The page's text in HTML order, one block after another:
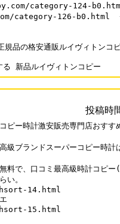
category-124-
category-126-b0.html  ゼ
規品の格安通販ルイヴィト
投稿時
ピー時計激安販売専門店おすす
級ブランドスーパーコピー時計
料で、口コミ最高級時計コピー
い。
14.html
15.html